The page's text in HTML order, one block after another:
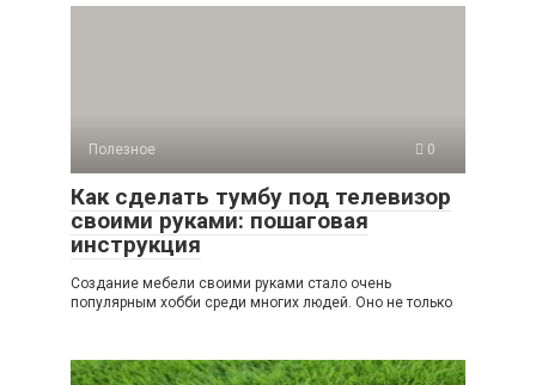
Полезное 0
Как сделать тумбу под телевизор
своими руками: пошаговая
инструкция
Создание мебели своими руками стало очень
популярным хобби среди многих людей. Оно не только